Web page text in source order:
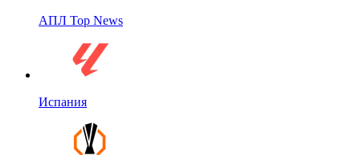
АПЛ Top News
Испания